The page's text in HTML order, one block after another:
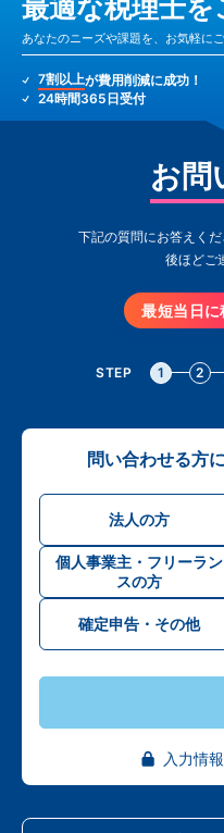
最適な税理士を
あなたのニーズや課題を、お気軽に
7割以上が費用削減に成功！
24時間365日受付
お問
下記の質問にお答えく
後ほどご
最短当日に
STEP 1 2
問い合わせる方
法人の方
個人事業主・フリーラン
スの方
確定申告・その他
入力情